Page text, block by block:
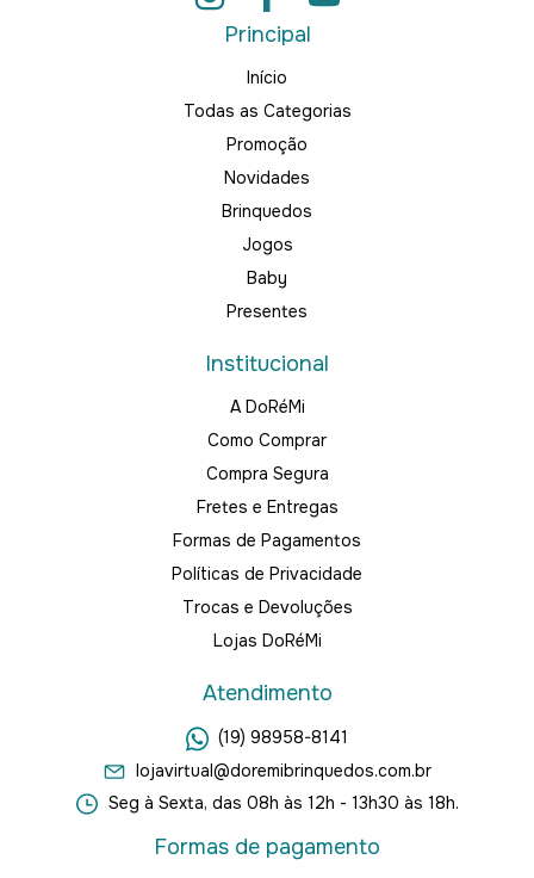
Principal
Início
Todas as Categorias
Promoção
Novidades
Brinquedos
Jogos
Baby
Presentes
Institucional
A DoRéMi
Como Comprar
Compra Segura
Fretes e Entregas
Formas de Pagamentos
Políticas de Privacidade
Trocas e Devoluções
Lojas DoRéMi
Atendimento
(19) 98958-8141
lojavirtual@doremibrinquedos.com.br
Seg à Sexta, das 08h às 12h - 13h30 às 18h.
Formas de pagamento